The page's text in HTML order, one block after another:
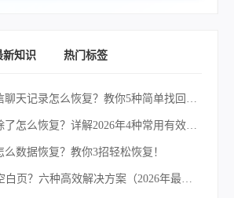
新知识 热门标签
数据恢复？教你3招轻松恢复！